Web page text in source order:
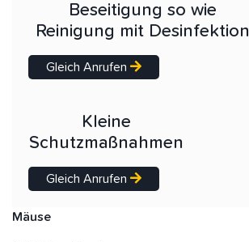
Beseitigung so wie
Reinigung mit Desinfektion
Gleich Anrufen
Kleine
Schutzmaßnahmen
Gleich Anrufen
Mäuse